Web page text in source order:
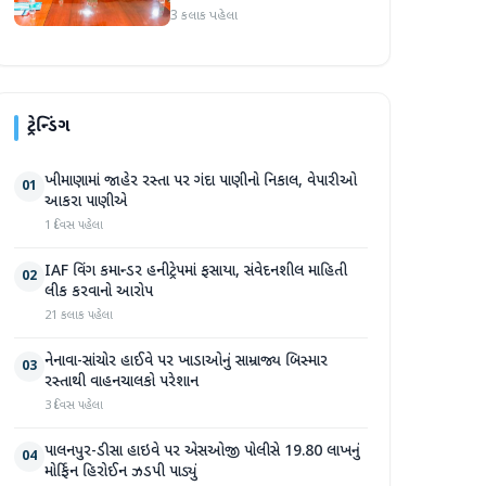
વાટાઘાટો નિષ્ફળ; પિયુષ મિશ્રા
3 કલાક પહેલા
ટ્રેન્ડિંગ
01 ખીમાણામાં જાહેર રસ્તા પર ગંદા પાણીનો નિકાલ, વેપારીઓ
આકરા પાણીએ
1 દિવસ પહેલા
02 IAF વિંગ કમાન્ડર હનીટ્રેપમાં ફસાયા, સંવેદનશીલ માહિતી
લીક કરવાનો આરોપ
21 કલાક પહેલા
03 નેનાવા-સાંચોર હાઈવે પર ખાડાઓનું સામ્રાજ્ય બિસ્માર
રસ્તાથી વાહનચાલકો પરેશાન
3 દિવસ પહેલા
04 પાલનપુર-ડીસા હાઇવે પર એસઓજી પોલીસે 19.80 લાખનું
મોર્ફિન હિરોઈન ઝડપી પાડ્યું